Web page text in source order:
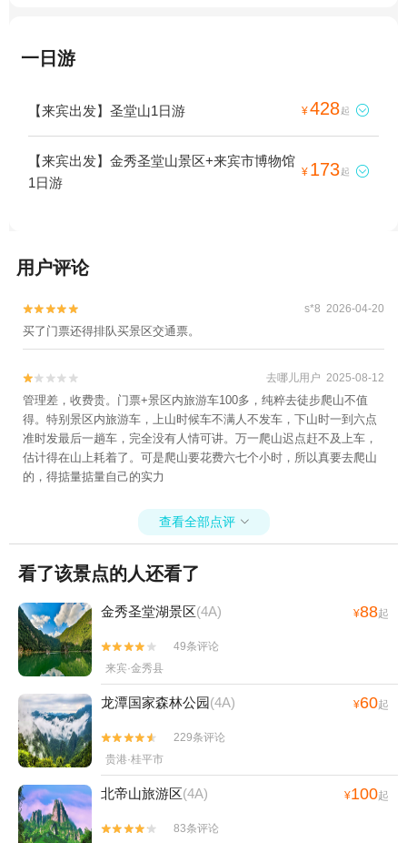
一日游
【来宾出发】圣堂山1日游 ¥428起 
【来宾出发】金秀圣堂山景区+来宾市博物馆
1日游
¥ 173起 
用户评论

 s*8 2026-04-20
买了门票还得排队买景区交通票。

 去哪儿用户 2025-08-12
管理差，收费贵。门票+景区内旅游车100多，纯粹去徒步爬山不值
得。特别景区内旅游车，上山时候车不满人不发车，下山时一到六点
准时发最后一趟车，完全没有人情可讲。万一爬山迟点赶不及上车，
估计得在山上耗着了。可是爬山要花费六七个小时，所以真要去爬山
的，得掂量掂量自己的实力
查看全部点评 
看了该景点的人还看了
金秀圣堂湖景区(4A) ¥88起


49条评论
来宾·金秀县
龙潭国家森林公园(4A) ¥60起


229条评论
贵港·桂平市
北帝山旅游区(4A) ¥100起

 83条评论